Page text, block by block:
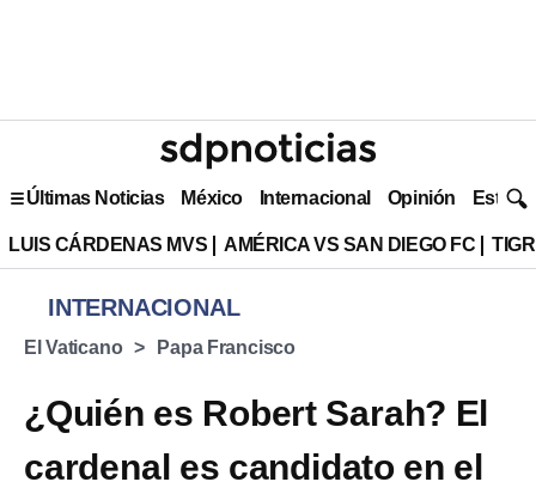
Últimas Noticias México Internacional Opinión Estilo
LUIS CÁRDENAS MVS AMÉRICA VS SAN DIEGO FC
INTERNACIONAL
El Vaticano Papa Francisco
¿Quién es Robert Sarah? El
cardenal es candidato en el